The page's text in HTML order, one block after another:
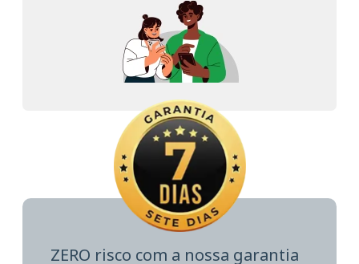
ZERO risco com a nossa garantia